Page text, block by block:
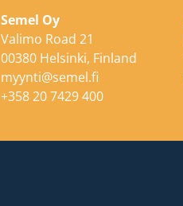
Semel Oy
Valimo Road 21
00380 Helsinki, Finland
myynti@semel.fi
+358 20 7429 400